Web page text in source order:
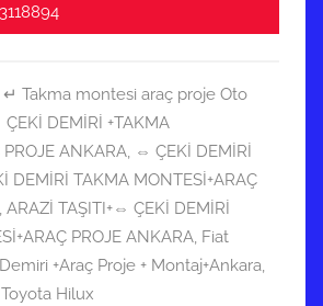
↵ Takma montesi araç proje Oto
DEMİRİ +TAKMA
PROJE ANKARA, ⇔ ÇEKİ DEMİRİ
DEMİRİ TAKMA MONTESİ+ARAÇ
, ARAZİ TAŞITI+⇔ ÇEKİ DEMİRİ
PROJE ANKARA, Fiat
+Araç Proje + Montaj+Ankara,
Toyota Hilux